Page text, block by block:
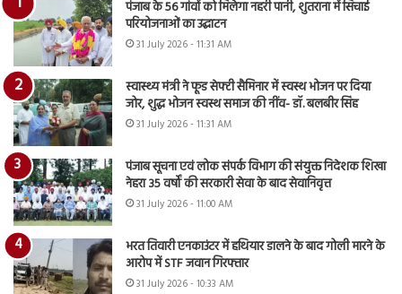
पंजाब के 56 गांवों को मिलेगा नहरी पानी, शुतराना में सिंचाई
परियोजनाओं का उद्घाटन
31 July 2026 - 11:31 AM
स्वास्थ्य मंत्री ने फूड सेफ्टी सैमिनार में स्वस्थ भोजन पर दिया
जोर, शुद्ध भोजन स्वस्थ समाज की नींव- डॉ. बलबीर सिंह
31 July 2026 - 11:31 AM
पंजाब सूचना एवं लोक संपर्क विभाग की संयुक्त निदेशक शिखा
नेहरा 35 वर्षों की सरकारी सेवा के बाद सेवानिवृत्त
31 July 2026 - 11:00 AM
भरत तिवारी एनकाउंटर में हथियार डालने के बाद गोली मारने के
आरोप में STF जवान गिरफ्तार
31 July 2026 - 10:33 AM